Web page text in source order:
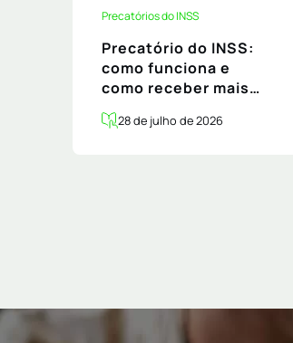
Precatórios do INSS
Precatório do INSS:
como funciona e
como receber mais
rápido
28 de julho de 2026